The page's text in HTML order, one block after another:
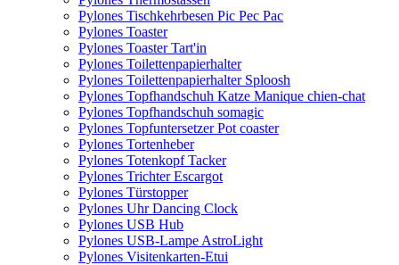
Pylones Tischkehrbesen Pic Pec Pac
Pylones Toaster
Pylones Toaster Tart'in
Pylones Toilettenpapierhalter
Pylones Toilettenpapierhalter Sploosh
Pylones Topfhandschuh Katze Manique chien-chat
Pylones Topfhandschuh somagic
Pylones Topfuntersetzer Pot coaster
Pylones Tortenheber
Pylones Totenkopf Tacker
Pylones Trichter Escargot
Pylones Türstopper
Pylones Uhr Dancing Clock
Pylones USB Hub
Pylones USB-Lampe AstroLight
Pylones Visitenkarten-Etui